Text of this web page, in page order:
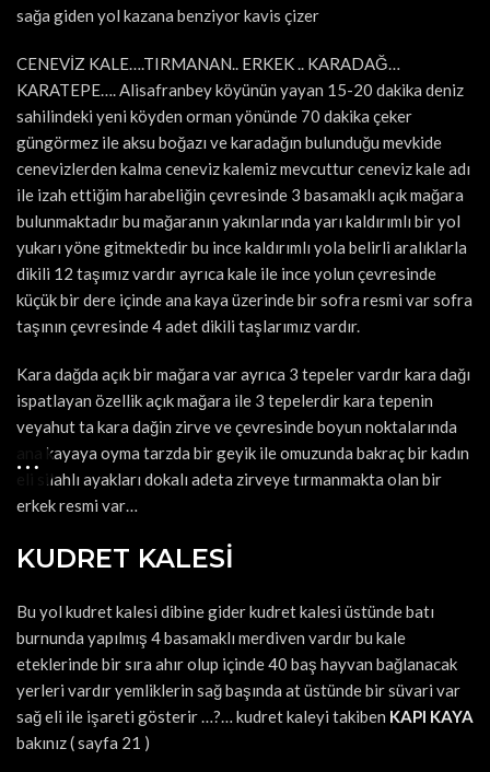
sağa giden yol kazana benziyor kavis çizer
CENEVİZ KALE….TIRMANAN.. ERKEK .. KARADAĞ…
KARATEPE…. Alisafranbey köyünün yayan 15-20 dakika deniz
sahilindeki yeni köyden orman yönünde 70 dakika çeker
güngörmez ile aksu boğazı ve karadağın bulunduğu mevkide
cenevizlerden kalma ceneviz kalemiz mevcuttur ceneviz kale adı
ile izah ettiğim harabeliğin çevresinde 3 basamaklı açık mağara
bulunmaktadır bu mağaranın yakınlarında yarı kaldırımlı bir yol
yukarı yöne gitmektedir bu ince kaldırımlı yola belirli aralıklarla
dikili 12 taşımız vardır ayrıca kale ile ince yolun çevresinde
küçük bir dere içinde ana kaya üzerinde bir sofra resmi var sofra
taşının çevresinde 4 adet dikili taşlarımız vardır.
Kara dağda açık bir mağara var ayrıca 3 tepeler vardır kara dağı
ispatlayan özellik açık mağara ile 3 tepelerdir kara tepenin
veyahut ta kara dağin zirve ve çevresinde boyun noktalarında
ana kayaya oyma tarzda bir geyik ile omuzunda bakraç bir kadın
eli silahlı ayakları dokalı adeta zirveye tırmanmakta olan bir
erkek resmi var…
KUDRET KALESİ
Bu yol kudret kalesi dibine gider kudret kalesi üstünde batı
burnunda yapılmış 4 basamaklı merdiven vardır bu kale
eteklerinde bir sıra ahır olup içinde 40 baş hayvan bağlanacak
yerleri vardır yemliklerin sağ başında at üstünde bir süvari var
sağ eli ile işareti gösterir …?… kudret kaleyi takiben KAPI KAYA
bakınız ( sayfa 21 )